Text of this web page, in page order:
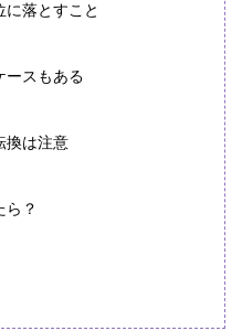
に落とすこと
ースもある
換は注意
ら？